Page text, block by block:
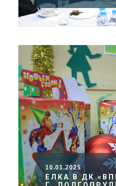
10.01.2025
ЕЛКА В ДК